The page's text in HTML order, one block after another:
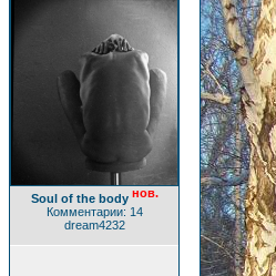
Soul of the body нов.
Комментарии: 14
dream4232